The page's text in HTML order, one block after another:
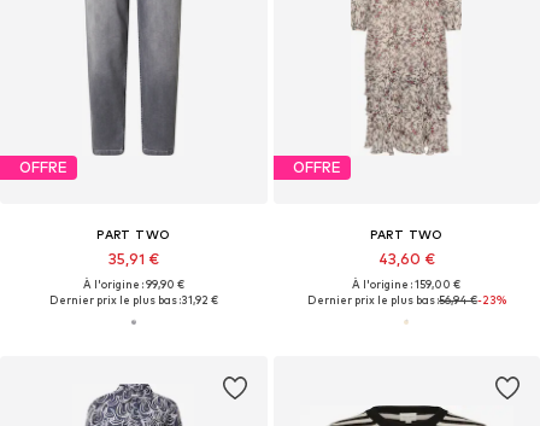
OFFRE
PART TWO
35,91 €
À l'origine : 99,90 €
Dernier prix le plus bas :31,92 €
OFFRE
PART TWO
43,60 €
À l'origine : 159,00 €
Dernier prix le plus bas :56,94 €-23%